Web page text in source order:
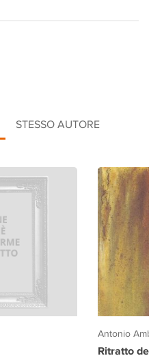
STESSO AUTORE
Antonio
Ritratto